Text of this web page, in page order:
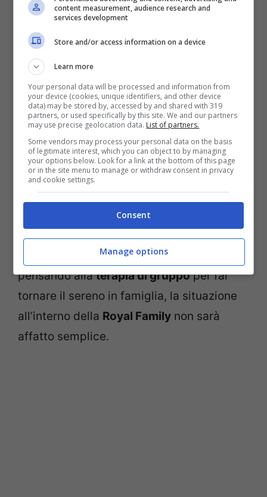
lontani dalla Royal Family
a Natale, terapia di gruppo
rimandata
Royal Family (Foto dal web)
La fonte fa notare che se la Regina sta
pensando allaterapia di gruppoper far
tornare il sereno in famiglia, la situazione
all’interno della Royal Family non sarà
affatto semplice.
content measurement, audience research and
services development
Store and/or access information on a device
Learn more
Your personal data will be processed and information from
your device (cookies, unique identifiers, and other device
data) may be stored by, accessed by and shared with 319
partners, or used specifically by this site. We and our partners
may use precise geolocation data. List of partners.
Some vendors may process your personal data on the basis
of legitimate interest, which you can object to by managing
your options below. Look for a link at the bottom of this page
or in the site menu to manage or withdraw consent in privacy
and cookie settings.
Consent
Manage options